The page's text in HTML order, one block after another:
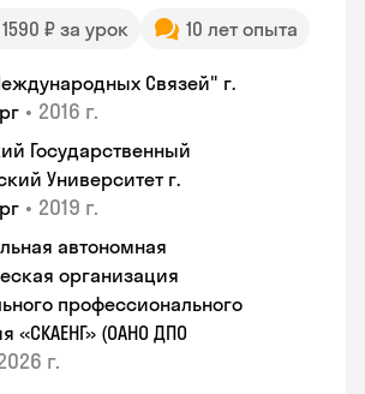
₽ за урок 10 лет опыта
Связей" г.
• 2016 г.
Государственный
Университет г.
• 2019 г.
автономная
организация
профессионального
«СКАЕНГ» (ОАНО ДПО
г.